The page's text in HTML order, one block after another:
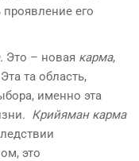
его
Это – новая карма,
та область,
именно эта
Крийяман карма
это